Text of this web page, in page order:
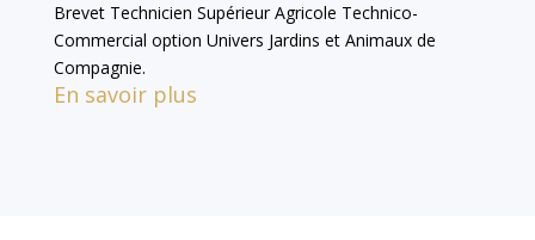
Brevet Technicien Supérieur Agricole Technico-
Commercial option Univers Jardins et Animaux de
Compagnie.
En savoir plus